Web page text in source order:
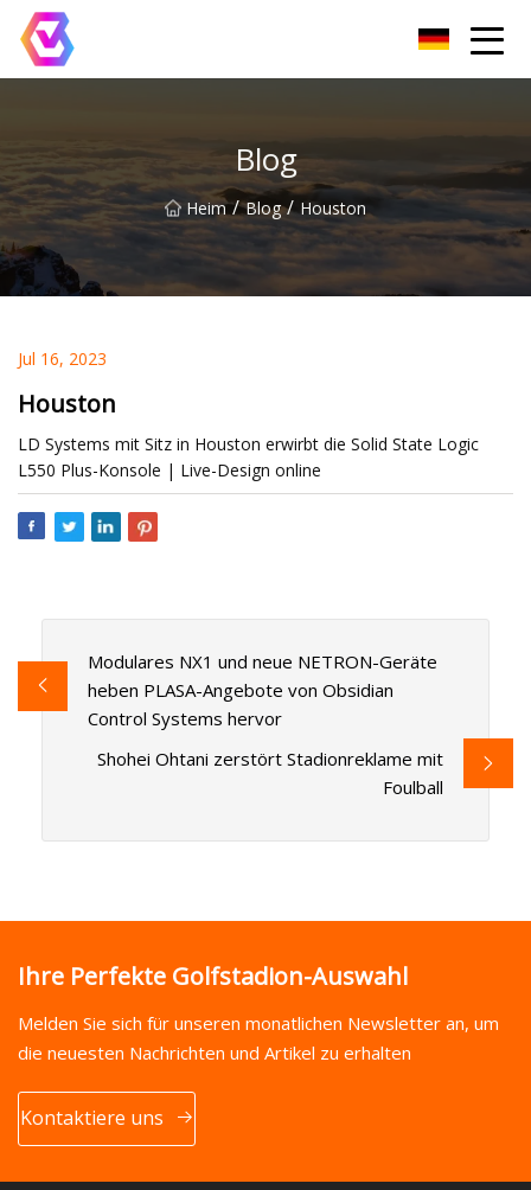
Blog
Heim / Blog / Houston
Jul 16, 2023
Houston
LD Systems mit Sitz in Houston erwirbt die Solid State Logic
L550 Plus-Konsole | Live-Design online
Modulares NX1 und neue NETRON-Geräte
heben PLASA-Angebote von Obsidian
Control Systems hervor
Shohei Ohtani zerstört Stadionreklame mit
Foulball
Ihre Perfekte Golfstadion-Auswahl
Melden Sie sich für unseren monatlichen Newsletter an, um
die neuesten Nachrichten und Artikel zu erhalten
Kontaktiere uns